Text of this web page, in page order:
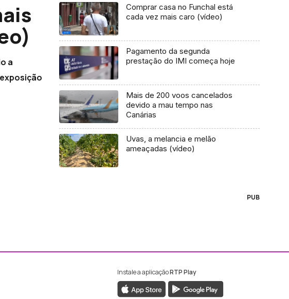
a
Comprar casa no Funchal está
cada vez mais caro (vídeo)
Pagamento da segunda
prestação do IMI começa hoje
Mais de 200 voos cancelados
devido a mau tempo nas
Canárias
Uvas, a melancia e melão
ameaçadas (vídeo)
PUB
ao Facebook da RTP Madeira
ao Instagram da RTP Madeira
Instale a aplicaçãoRTP Play